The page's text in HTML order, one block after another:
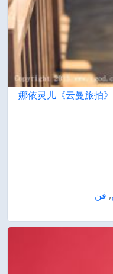
娜依灵儿《云曼旅拍
, فن